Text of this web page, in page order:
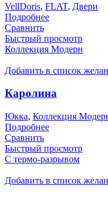
VellDoris, FLAT, Двери
Подробнее
Сравнить
Быстрый просмотр
Коллекция Модерн
Добавить в список
Каролина
Юкка, Коллекция
Подробнее
Сравнить
Быстрый просмотр
С термо-разрывом
Добавить в список